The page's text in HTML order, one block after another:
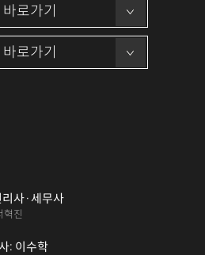
사·세무사
혁진
: 이수학